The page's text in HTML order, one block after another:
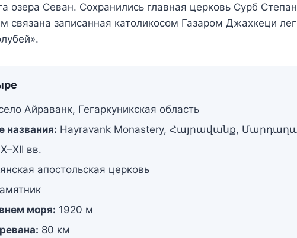
озера Севан. Сохранились главная церковь Сурб
связана записанная католикосом Газаром Джахкеци
Айраванк, Гегаркуникская область
названия: Hayravank Monastery, Հայրավանք,
вв.
апостольская церковь
моря: 1920 м
80 км